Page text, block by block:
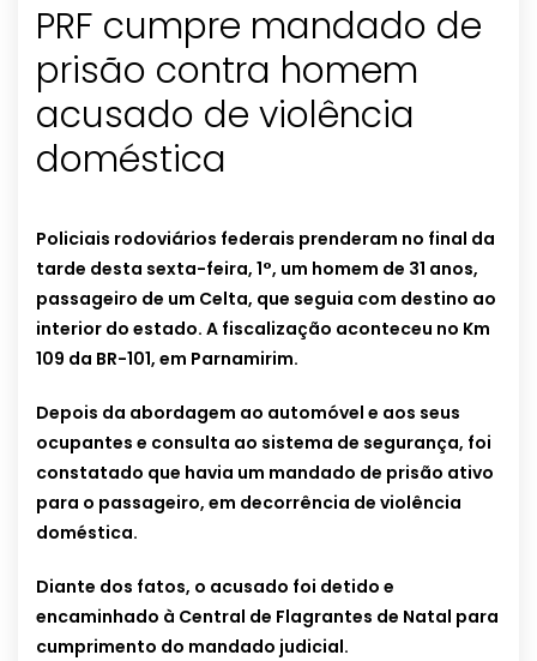
PRF cumpre mandado de
prisão contra homem
acusado de violência
doméstica
Policiais rodoviários federais prenderam no final da
tarde desta sexta-feira, 1°, um homem de 31 anos,
passageiro de um Celta, que seguia com destino ao
interior do estado. A fiscalização aconteceu no Km
109 da BR-101, em Parnamirim.
Depois da abordagem ao automóvel e aos seus
ocupantes e consulta ao sistema de segurança, foi
constatado que havia um mandado de prisão ativo
para o passageiro, em decorrência de violência
doméstica.
Diante dos fatos, o acusado foi detido e
encaminhado à Central de Flagrantes de Natal para
cumprimento do mandado judicial.